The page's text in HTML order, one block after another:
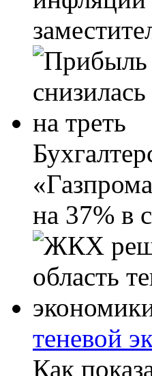
на 37% в
теневой
Как